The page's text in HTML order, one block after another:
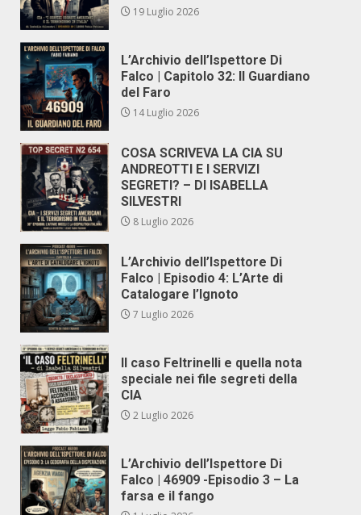
19 Luglio 2026
L’Archivio dell’Ispettore Di
Falco | Capitolo 32: Il Guardiano
del Faro
14 Luglio 2026
COSA SCRIVEVA LA CIA SU
ANDREOTTI E I SERVIZI
SEGRETI? – DI ISABELLA
SILVESTRI
8 Luglio 2026
L’Archivio dell’Ispettore Di
Falco | Episodio 4: L’Arte di
Catalogare l’Ignoto
7 Luglio 2026
Il caso Feltrinelli e quella nota
speciale nei file segreti della
CIA
2 Luglio 2026
L’Archivio dell’Ispettore Di
Falco | 46909 -Episodio 3 – La
farsa e il fango